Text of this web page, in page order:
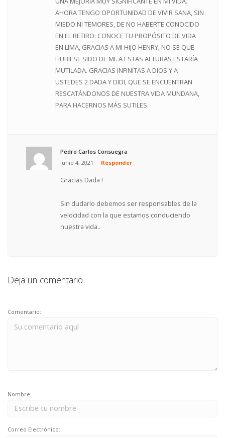
AHORA TENGO OPORTUNIDAD DE VIVIR SANA, SIN
MIEDO NI TEMORES, DE NO HABERTE CONOCIDO
EN EL RETIRO: CONOCE TU PROPÓSITO DE VIDA
EN LIMA, GRACIAS A MI HIJO HENRY, NO SE QUE
HUBIESE SIDO DE MI. A ESTAS ALTURAS ESTARÍA
MUTILADA. GRACIAS INFINITAS A DIOS Y A
USTEDES 2 DADA Y DIDI, QUE SE ENCUENTRAN
RESCATÁNDONOS DE NUESTRA VIDA MUNDANA,
PARA HACERNOS MÁS SUTILES.
Pedro Carlos Consuegra
junio 4, 2021
Responder
Gracias Dada !
Sin dudarlo debemos ser responsables de la
velocidad con la que estamos conduciendo
nuestra vida..
Deja un comentario
Comentario:
Nombre:
Correo Electrónico: